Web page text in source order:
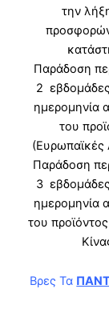
την
Παράδοση
2
ημερομηνία
του
(Ευρωπαϊκές
Παράδοση
3
ημερομηνία
του
Βρες Τα